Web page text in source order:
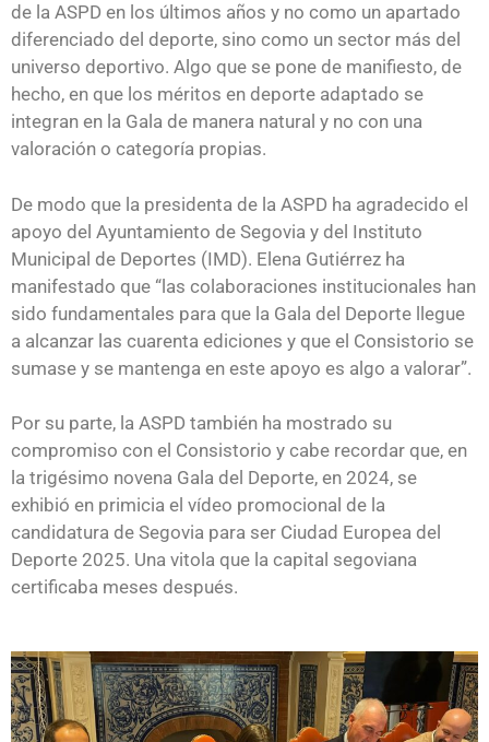
de la ASPD en los últimos años y no como un apartado
diferenciado del deporte, sino como un sector más del
universo deportivo. Algo que se pone de manifiesto, de
hecho, en que los méritos en deporte adaptado se
integran en la Gala de manera natural y no con una
valoración o categoría propias.
De modo que la presidenta de la ASPD ha agradecido el
apoyo del Ayuntamiento de Segovia y del Instituto
Municipal de Deportes (IMD). Elena Gutiérrez ha
manifestado que “las colaboraciones institucionales han
sido fundamentales para que la Gala del Deporte llegue
a alcanzar las cuarenta ediciones y que el Consistorio se
sumase y se mantenga en este apoyo es algo a valorar”.
Por su parte, la ASPD también ha mostrado su
compromiso con el Consistorio y cabe recordar que, en
la trigésimo novena Gala del Deporte, en 2024, se
exhibió en primicia el vídeo promocional de la
candidatura de Segovia para ser Ciudad Europea del
Deporte 2025. Una vitola que la capital segoviana
certificaba meses después.